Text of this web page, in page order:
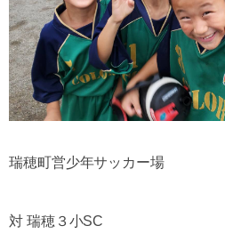
瑞穂町営少年サッカー場
対 瑞穂３小SC